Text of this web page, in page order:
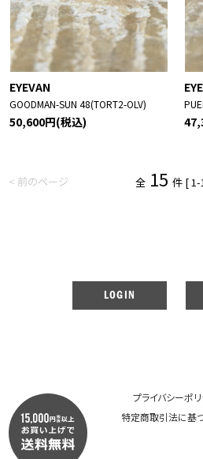
EYEVAN
GOODMAN-SUN 48(TORT2-OLV)
50,600円(税込)
< 前のページ 全 15 件 [ 1-
LOGIN
プライバシーポ
特定商取引法に基